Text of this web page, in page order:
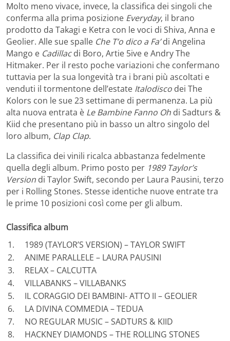
Molto meno vivace, invece, la classifica dei singoli che
conferma alla prima posizione Everyday, il brano
prodotto da Takagi e Ketra con le voci di Shiva, Anna e
Geolier. Alle sue spalle Che T’o dico a Fa’di Angelina
Mango e Cadillacdi Boro, Artie 5ive e Andry The
Hitmaker. Per il resto poche variazioni che confermano
tuttavia per la sua longevità tra i brani più ascoltati e
venduti il tormentone dell’estate Italodisco dei The
Kolors con le sue 23 settimane di permanenza. La più
alta nuova entrata è Le Bambine Fanno Oh di Sadturs &
Kiid che presentano più in basso un altro singolo del
loro album, Clap Clap.
La classifica dei vinili ricalca abbastanza fedelmente
quella degli album. Primo posto per 1989 Taylor’s
Version di Taylor Swift, secondo per Laura Pausini, terzo
per i Rolling Stones. Stesse identiche nuove entrate tra
le prime 10 posizioni così come per gli album.
Classifica album
1. 1989 (TAYLOR’S VERSION) – TAYLOR SWIFT
2. ANIME PARALLELE – LAURA PAUSINI
3. RELAX – CALCUTTA
4. VILLABANKS – VILLABANKS
5. IL CORAGGIO DEI BAMBINI- ATTO II – GEOLIER
6. LA DIVINA COMMEDIA – TEDUA
7. NO REGULAR MUSIC – SADTURS & KIID
8. HACKNEY DIAMONDS – THE ROLLING STONES